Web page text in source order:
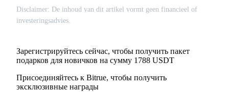
Disclaimer: De inhoud van dit artikel vormt geen financieel of
investeringsadvies.
Зарегистрируйтесь сейчас, чтобы получить пакет
подарков для новичков на сумму 1788 USDT
Присоединяйтесь к Bitrue, чтобы получить
эксклюзивные награды